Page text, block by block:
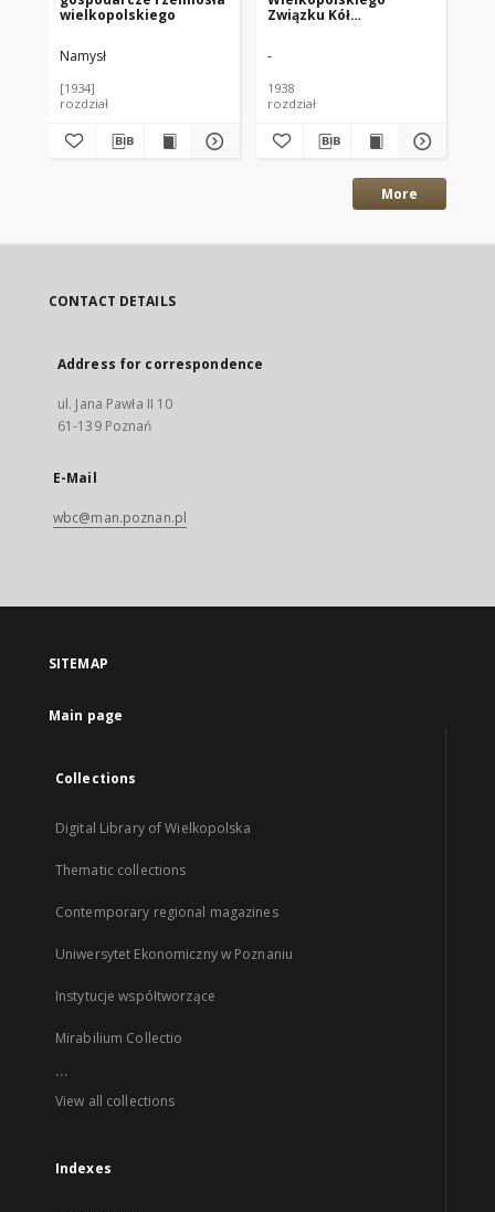
wielkopolskiego
Namysł
[1934]
rozdział
Związku Kół
ogłoszonych drukiem
-
1938
rozdział
More
CONTACT DETAILS
Address for correspondence
ul. Jana Pawła II 10
61-139 Poznań
E-Mail
wbc@man.poznan.pl
SITEMAP
Main page
Collections
Digital Library of Wielkopolska
Thematic collections
Contemporary regional magazines
Uniwersytet Ekonomiczny w Poznaniu
Instytucje współtworzące
Mirabilium Collectio
...
View all collections
Indexes